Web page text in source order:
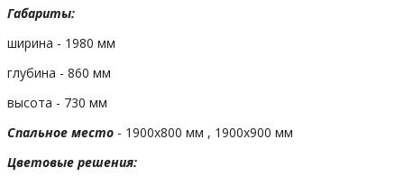
Габариты:
ширина - 1980 мм
глубина - 860 мм
высота - 730 мм
Спальное место - 1900х800 мм , 1900х900 мм
Цветовые решения: